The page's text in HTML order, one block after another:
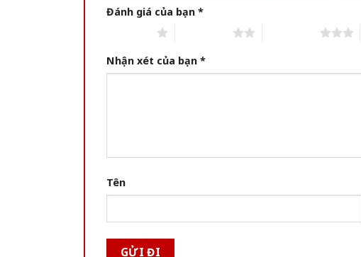
Đánh giá của bạn *
Nhận xét của bạn *
Tên